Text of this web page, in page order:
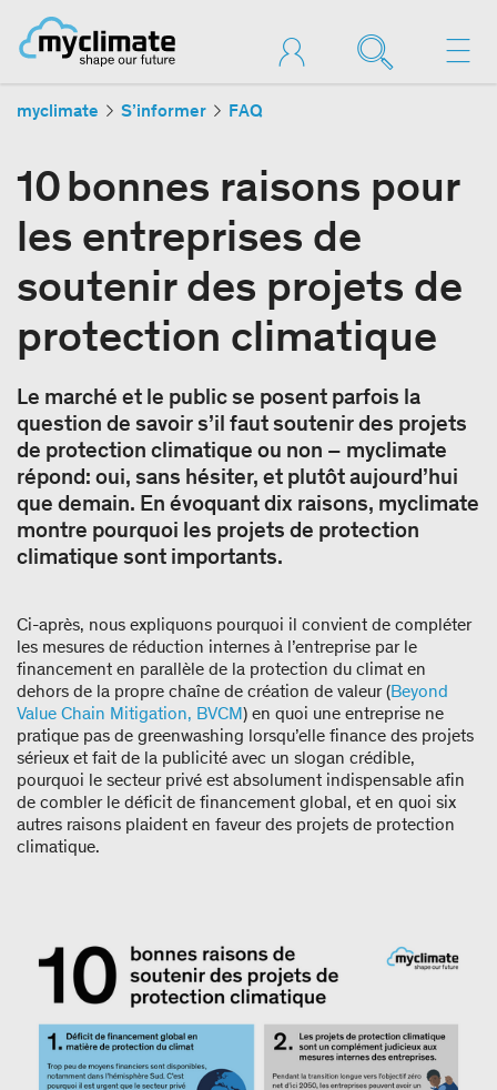
myclimate S’informer FAQ
10 bonnes raisons pour
les entreprises de
soutenir des projets de
protection climatique
Le marché et le public se posent parfois la
question de savoir s’il faut soutenir des projets
de protection climatique ou non – myclimate
répond: oui, sans hésiter, et plutôt aujourd’hui
que demain. En évoquant dix raisons, myclimate
montre pourquoi les projets de protection
climatique sont importants.
Ci-après, nous expliquons pourquoi il convient de compléter
les mesures de réduction internes à l’entreprise par le
financement en parallèle de la protection du climat en
dehors de la propre chaîne de création de valeur (Beyond
Value Chain Mitigation, BVCM) en quoi une entreprise ne
pratique pas de greenwashing lorsqu’elle finance des projets
sérieux et fait de la publicité avec un slogan crédible,
pourquoi le secteur privé est absolument indispensable afin
de combler le déficit de financement global, et en quoi six
autres raisons plaident en faveur des projets de protection
climatique.